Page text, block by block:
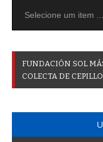
FUNDACIÓN SOL MÁ
COLECTA DE CEPILLO